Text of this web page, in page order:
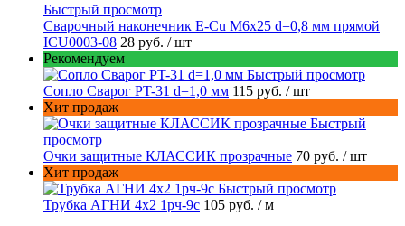
Быстрый просмотр
Сварочный наконечник E-Cu M6x25 d=0,8 мм прямой
ICU0003-08 28 руб. / шт
Рекомендуем
Быстрый просмотр
Сопло Сварог PT-31 d=1,0 мм 115 руб. / шт
Хит продаж
Быстрый
просмотр
Очки защитные КЛАССИК прозрачные 70 руб. / шт
Хит продаж
Быстрый просмотр
Трубка АГНИ 4х2 1рч-9с 105 руб. / м